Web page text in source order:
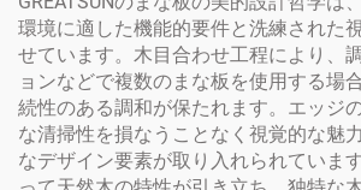
環境に適した機能的要件と洗練された
せています。木目合わせ工程により、
ョンなどで複数のまな板を使用する場
続性のある調和が保たれます。エッジ
な清掃性を損なうことなく視覚的な魅
なデザイン要素が取り入れられていま